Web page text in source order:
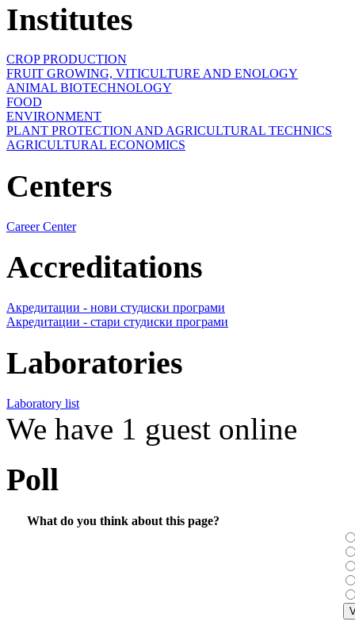
Institutes
CROP PRODUCTION
FRUIT GROWING, VITICULTURE AND ENOLOGY
ANIMAL BIOTECHNOLOGY
FOOD
ENVIRONMENT
PLANT PROTECTION AND AGRICULTURAL TECHNICS
AGRICULTURAL ECONOMICS
Centers
Career Center
Accreditations
Акредитации - нови студиски програми
Акредитации - стари студиски програми
Laboratories
Laboratory list
We have 1 guest online
Poll
What do you think about this page?